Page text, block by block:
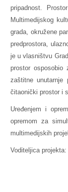
pripadnost.
Multimedijskog
grada, okružene
predprostora,
je u vlasništvu
prostor
zaštitne unutarnje
čitaonički prostor i
Uređenjem i
opremom za
multimedijskih
Voditeljica